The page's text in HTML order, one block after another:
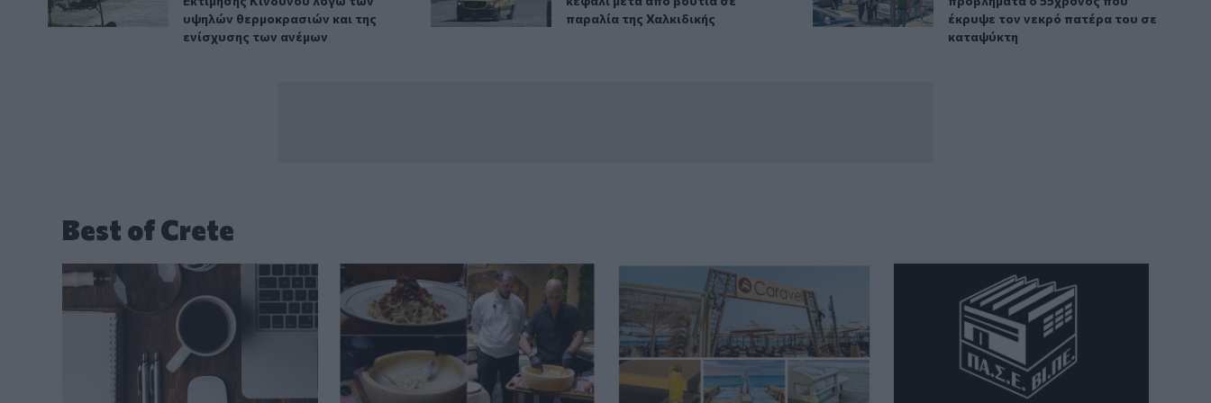
υψηλών θερμοκρασιών και της
ενίσχυσης των ανέμων
παραλία της Χαλκιδικής
έκρυψε τον νεκρό πατέρα του σε
καταψύκτη
Best of Crete